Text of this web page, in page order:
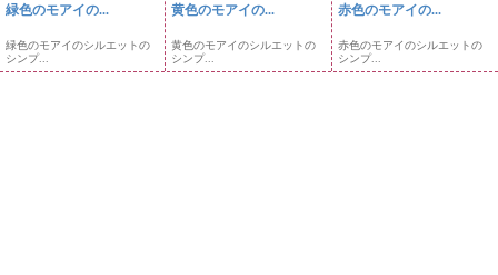
緑色のモアイの...
緑色のモアイのシルエットの
シンプ...
黄色のモアイの...
黄色のモアイのシルエットの
シンプ...
赤色のモアイの...
赤色のモアイのシルエットの
シンプ...